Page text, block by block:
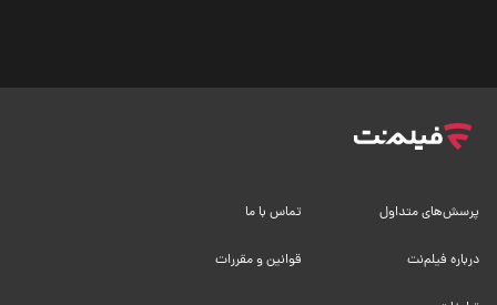
پرسش‌های متداول تماس با ما
درباره فیلم‌نت قوانین و مقررات